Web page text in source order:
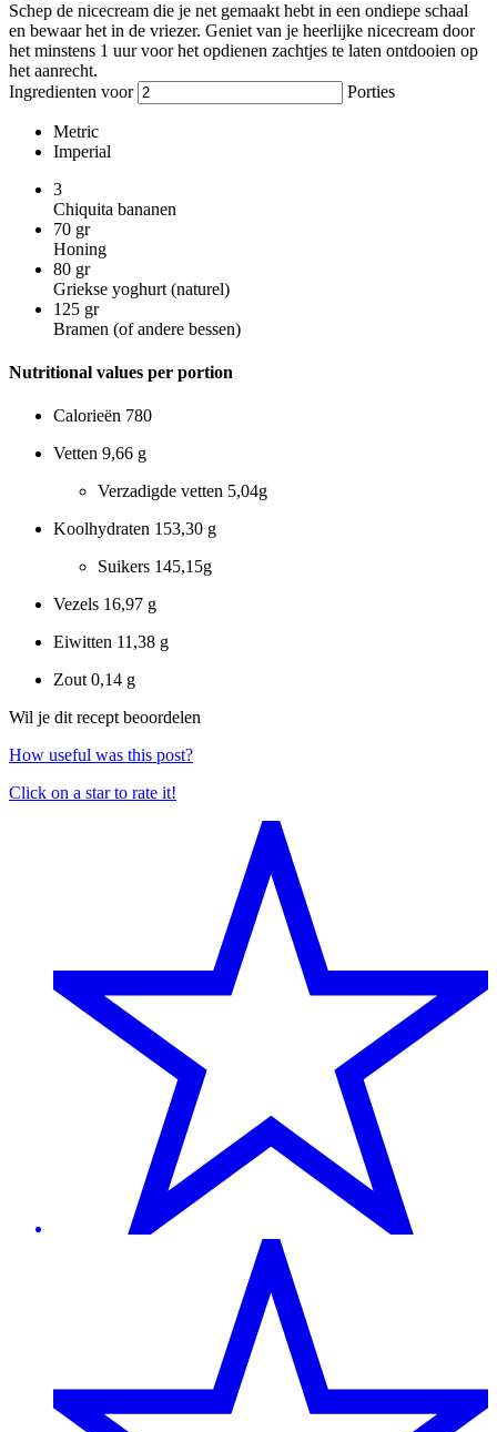
Schep de nicecream die je net gemaakt hebt in een ondiepe schaal
en bewaar het in de vriezer. Geniet van je heerlijke nicecream door
het minstens 1 uur voor het opdienen zachtjes te laten ontdooien op
het aanrecht.
Ingredienten voor
Porties
Metric
Imperial
3
Chiquita bananen
70 gr
Honing
80 gr
Griekse yoghurt (naturel)
125 gr
Bramen (of andere bessen)
Nutritional values per portion
Calorieën 780
Vetten 9,66 g
Verzadigde vetten 5,04g
Koolhydraten 153,30 g
Suikers 145,15g
Vezels 16,97 g
Eiwitten 11,38 g
Zout 0,14 g
Wil je dit recept beoordelen
How useful was this post?
Click on a star to rate it!